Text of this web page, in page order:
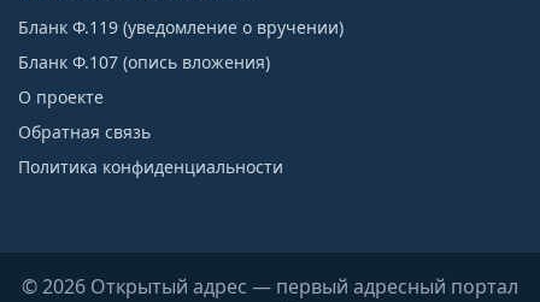
Бланк Ф.119 (уведомление о вручении)
Бланк Ф.107 (опись вложения)
О проекте
Обратная связь
Политика конфиденциальности
© 2026 Открытый адрес — первый адресный портал